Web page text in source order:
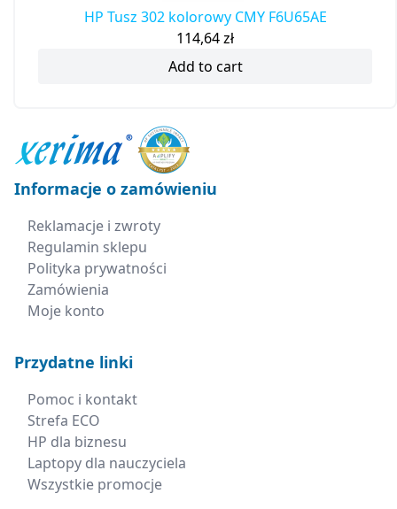
HP Tusz 302 kolorowy CMY F6U65AE
114,64zł
Add to cart
Informacje o zamówieniu
Reklamacje i zwroty
Regulamin sklepu
Polityka prywatności
Zamówienia
Moje konto
Przydatne linki
Pomoc i kontakt
Strefa ECO
HP dla biznesu
Laptopy dla nauczyciela
Wszystkie promocje